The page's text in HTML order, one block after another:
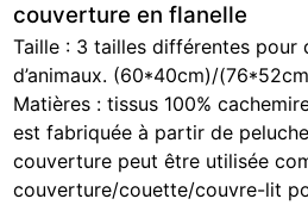
couverture en flanelle
Taille : 3 tailles différentes pour
d’animaux. (60*40cm)/
Matières : tissus 100%
est fabriquée à partir de
couverture peut être utilisée
couverture/couette/couvre-lit